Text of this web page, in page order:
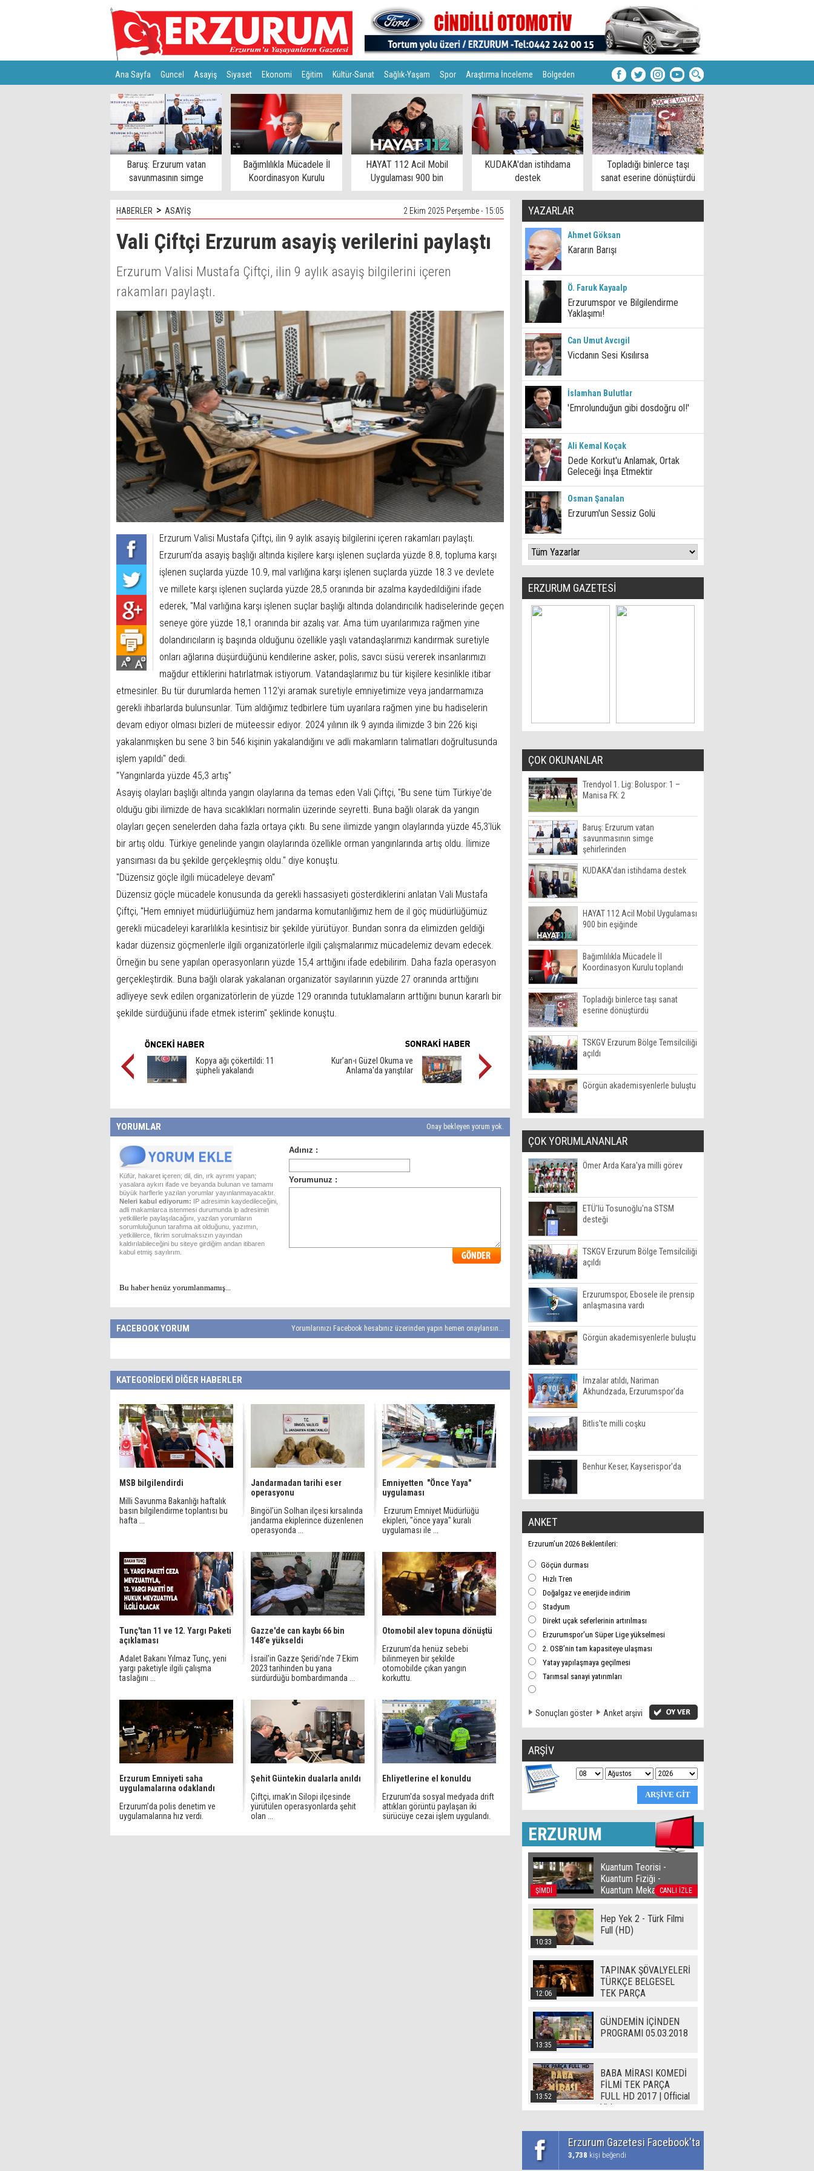
Ana Sayfa Guncel Asayiş Siyaset Ekonomi Eğitim Kültür-Sanat Sağlık-Yaşam Spor Araştırma İnceleme Bölgeden
Türkiye Teknoloji
Baruş: Erzurum vatan
savunmasının simge
şehirlerinden
Bağımlılıkla Mücadele İl
Koordinasyon Kurulu
toplandı
HAYAT 112 Acil Mobil
Uygulaması 900 bin
eşiğinde
KUDAKA'dan istihdama
destek
Topladığı binlerce taşı
sanat eserine dönüştürdü
HABERLER > ASAYİŞ 2 Ekim 2025 Perşembe - 15:05
Vali Çiftçi Erzurum asayiş verilerini paylaştı
Erzurum Valisi Mustafa Çiftçi, ilin 9 aylık asayiş bilgilerini içeren
rakamları paylaştı.
Erzurum Valisi Mustafa Çiftçi, ilin 9 aylık asayiş bilgilerini içeren rakamları paylaştı.
Erzurum'da asayiş başlığı altında kişilere karşı işlenen suçlarda yüzde 8.8, topluma karşı
işlenen suçlarda yüzde 10.9, mal varlığına karşı işlenen suçlarda yüzde 18.3 ve devlete
ve millete karşı işlenen suçlarda yüzde 28,5 oranında bir azalma kaydedildiğini ifade
ederek, "Mal varlığına karşı işlenen suçlar başlığı altında dolandırıcılık hadiselerinde geçen
seneye göre yüzde 18,1 oranında bir azalış var. Ama tüm uyarılarımıza rağmen yine
dolandırıcıların iş başında olduğunu özellikle yaşlı vatandaşlarımızı kandırmak suretiyle
onları ağlarına düşürdüğünü kendilerine asker, polis, savcı süsü vererek insanlarımızı
mağdur ettiklerini hatırlatmak istiyorum. Vatandaşlarımız bu tür kişilere kesinlikle itibar
etmesinler. Bu tür durumlarda hemen 112'yi aramak suretiyle emniyetimize veya jandarmamıza
gerekli ihbarlarda bulunsunlar. Tüm aldığımız tedbirlere tüm uyarılara rağmen yine bu hadiselerin
devam ediyor olması bizleri de müteessir ediyor. 2024 yılının ilk 9 ayında ilimizde 3 bin 226 kişi
yakalanmışken bu sene 3 bin 546 kişinin yakalandığını ve adli makamların talimatları doğrultusunda
işlem yapıldı" dedi.
"Yangınlarda yüzde 45,3 artış"
Asayiş olayları başlığı altında yangın olaylarına da temas eden Vali Çiftçi, "Bu sene tüm Türkiye'de
olduğu gibi ilimizde de hava sıcaklıkları normalin üzerinde seyretti. Buna bağlı olarak da yangın
olayları geçen senelerden daha fazla ortaya çıktı. Bu sene ilimizde yangın olaylarında yüzde 45,3'lük
bir artış oldu. Türkiye genelinde yangın olaylarında özellikle orman yangınlarında artış oldu. İlimize
yansıması da bu şekilde gerçekleşmiş oldu." diye konuştu.
"Düzensiz göçle ilgili mücadeleye devam"
Düzensiz göçle mücadele konusunda da gerekli hassasiyeti gösterdiklerini anlatan Vali Mustafa
Çiftçi, "Hem emniyet müdürlüğümüz hem jandarma komutanlığımız hem de il göç müdürlüğümüz
gerekli mücadeleyi kararlılıkla kesintisiz bir şekilde yürütüyor. Bundan sonra da elimizden geldiği
kadar düzensiz göçmenlerle ilgili organizatörlerle ilgili çalışmalarımız mücadelemiz devam edecek.
Örneğin bu sene yapılan operasyonların yüzde 15,4 arttığını ifade edebilirim. Daha fazla operasyon
gerçekleştirdik. Buna bağlı olarak yakalanan organizatör sayılarının yüzde 27 oranında arttığını
adliyeye sevk edilen organizatörlerin de yüzde 129 oranında tutuklamaların arttığını bunun kararlı bir
şekilde sürdüğünü ifade etmek isterim" şeklinde konuştu.
Kopya ağı çökertildi: 11
şüpheli yakalandı
Kur’an-ı Güzel Okuma ve
Anlama'da yarıştılar
YORUMLAR Onay bekleyen yorum yok.
Küfür, hakaret içeren; dil, din, ırk ayrımı yapan;
yasalara aykırı ifade ve beyanda bulunan ve tamamı
büyük harflerle yazılan yorumlar yayınlanmayacaktır.
Neleri kabul ediyorum: IP adresimin kaydedileceğini,
adli makamlarca istenmesi durumunda ip adresimin
yetkililerle paylaşılacağını, yazılan yorumların
sorumluluğunun tarafıma ait olduğunu, yazımın,
yetkililerce, fikrim sorulmaksızın yayından
kaldırılabileceğini bu siteye girdiğim andan itibaren
kabul etmiş sayılırım.
Bu haber henüz yorumlanmamış...
FACEBOOK YORUM Yorumlarınızı Facebook hesabınız üzerinden yapın hemen onaylansın...
KATEGORİDEKİ DİĞER HABERLER
MSB bilgilendirdi
Milli Savunma Bakanlığı haftalık
basın bilgilendirme toplantısı bu
hafta ...
Jandarmadan tarihi eser
operasyonu
Bingöl’ün Solhan ilçesi kırsalında
jandarma ekiplerince düzenlenen
operasyonda ...
Emniyetten "Önce Yaya"
uygulaması
Erzurum Emniyet Müdürlüğü
ekipleri, "önce yaya" kuralı
uygulaması ile ...
Tunç'tan 11 ve 12. Yargı Paketi
açıklaması
Adalet Bakanı Yılmaz Tunç, yeni
yargı paketiyle ilgili çalışma
taslağını ...
Gazze'de can kaybı 66 bin
148’e yükseldi
İsrail'in Gazze Şeridi'nde 7 Ekim
2023 tarihinden bu yana
sürdürdüğü bombardımanda ...
Otomobil alev topuna dönüştü
Erzurum’da henüz sebebi
bilinmeyen bir şekilde
otomobilde çıkan yangın
korkuttu.
Erzurum Emniyeti saha
uygulamalarına odaklandı
Erzurum’da polis denetim ve
uygulamalarına hız verdi.
Şehit Güntekin dualarla anıldı
Çiftçi, ırnak’ın Silopi ilçesinde
yürütülen operasyonlarda şehit
olan ...
Ehliyetlerine el konuldu
Erzurum'da sosyal medyada drift
attıkları görüntü paylaşan iki
sürücüye cezai işlem uygulandı.
YAZARLAR
Ahmet Göksan
Kararın Barışı
Ö. Faruk Kayaalp
Erzurumspor ve Bilgilendirme
Yaklaşımı!
Can Umut Avcıgil
Vicdanın Sesi Kısılırsa
İslamhan Bulutlar
'Emrolunduğun gibi dosdoğru ol!'
Ali Kemal Koçak
Dede Korkut'u Anlamak, Ortak
Geleceği İnşa Etmektir
Osman Şanalan
Erzurum'un Sessiz Golü
ERZURUM GAZETESİ
ÇOK OKUNANLAR
Trendyol 1. Lig: Boluspor: 1 –
Manisa FK: 2
Baruş: Erzurum vatan
savunmasının simge
şehirlerinden
KUDAKA'dan istihdama destek
HAYAT 112 Acil Mobil Uygulaması
900 bin eşiğinde
Bağımlılıkla Mücadele İl
Koordinasyon Kurulu toplandı
Topladığı binlerce taşı sanat
eserine dönüştürdü
TSKGV Erzurum Bölge Temsilciliği
açıldı
Görgün akademisyenlerle buluştu
ÇOK YORUMLANANLAR
Ömer Arda Kara'ya milli görev
ETÜ'lü Tosunoğlu'na STSM
desteği
TSKGV Erzurum Bölge Temsilciliği
açıldı
Erzurumspor, Ebosele ile prensip
anlaşmasına vardı
Görgün akademisyenlerle buluştu
İmzalar atıldı, Nariman
Akhundzada, Erzurumspor'da
Bitlis'te milli coşku
Benhur Keser, Kayserispor'da
ANKET
Erzurum’un 2026 Beklentileri:
Göçün durması
Hızlı Tren
Doğalgaz ve enerjide indirim
Stadyum
Direkt uçak seferlerinin artırılması
Erzurumspor’un Süper Lige yükselmesi
2. OSB’nin tam kapasiteye ulaşması
Yatay yapılaşmaya geçilmesi
Tarımsal sanayi yatırımları
Sonuçları göster Anket arşivi
ARŞİV
ERZURUM
ŞİMDİ CANLI İZLE
Kuantum Teorisi -
Kuantum Fiziği -
Kuantum Mekaniği
10:33
Hep Yek 2 - Türk Filmi
Full (HD)
12:06
TAPINAK ŞÖVALYELERİ
TÜRKÇE BELGESEL
TEK PARÇA
13:35
GÜNDEMİN İÇİNDEN
PROGRAMI 05.03.2018
13:52
BABA MİRASI KOMEDİ
FİLMİ TEK PARÇA
FULL HD 2017 | Official
Video
Erzurum Gazetesi Facebook'ta
3,738 kişi beğendi